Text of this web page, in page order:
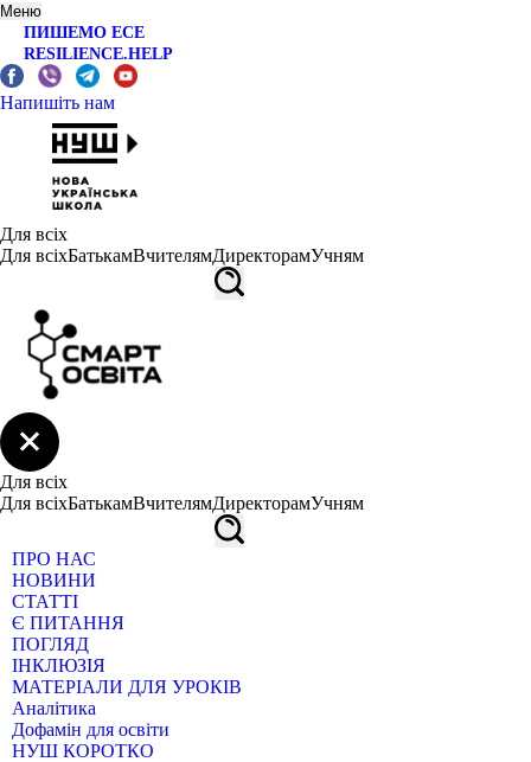
Меню
ПИШЕМО ЕСЕ
RESILIENCE.HELP
Напишіть нам
Для всіх
Для всіхБатькамВчителямДиректорамУчням
Для всіх
Для всіхБатькамВчителямДиректорамУчням
ПРО НАС
НОВИНИ
СТАТТІ
Є ПИТАННЯ
ПОГЛЯД
ІНКЛЮЗІЯ
МАТЕРІАЛИ ДЛЯ УРОКІВ
Аналітика
Дофамін для освіти
НУШ КОРОТКО